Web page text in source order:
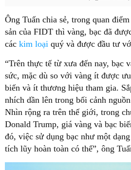
Ông Tuấn chia sẻ, trong quan
sản của FIDT thì vàng, bạc đã
các kim loại quý và được đầu tư
“Trên thực tế từ xưa đến nay, bạc
sức, mặc dù so với vàng ít được
biến và ít thương hiệu tham gia.
nhích dần lên trong bối cảnh
Nhìn rộng ra trên thế giới, trong
Donald Trump, giá vàng và bạc
đó, việc sử dụng bạc như một
tích lũy hoàn toàn có thể”, ông